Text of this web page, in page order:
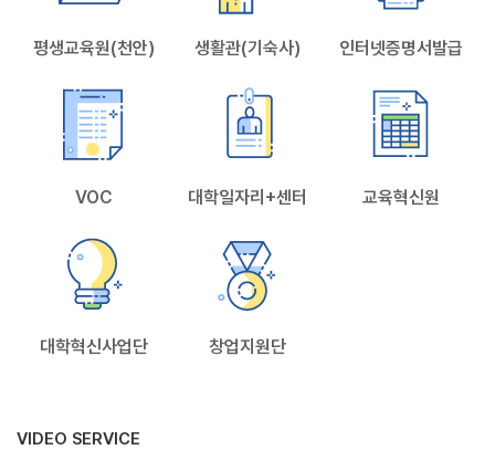
평생교육원(천안) 생활관(기숙사) 인터넷증명서발급
VOC 대학일자리+센터 교육혁신원
대학혁신사업단 창업지원단
VIDEO SERVICE